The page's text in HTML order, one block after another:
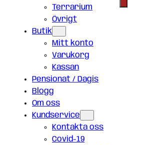
Terrarium
Övrigt
Butik
Mitt konto
Varukorg
Kassan
Pensionat / Dagis
Blogg
Om oss
Kundservice
Kontakta oss
Covid-19